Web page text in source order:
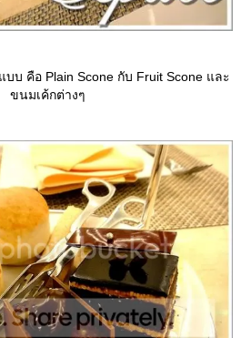
บ คือ Plain Scone กับ Fruit Scone และ
ขนมเค้กต่างๆ